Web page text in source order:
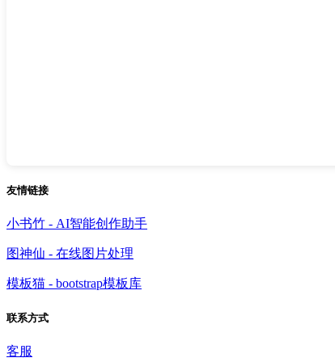
友情链接
小书竹 - AI智能创作助手
图神仙 - 在线图片处理
模板猫 - bootstrap模板库
联系方式
客服